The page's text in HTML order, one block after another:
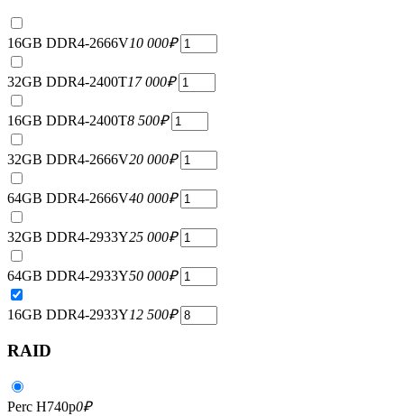
16GB DDR4-2666V10 000₽
32GB DDR4-2400T17 000₽
16GB DDR4-2400T8 500₽
32GB DDR4-2666V20 000₽
64GB DDR4-2666V40 000₽
32GB DDR4-2933Y25 000₽
64GB DDR4-2933Y50 000₽
16GB DDR4-2933Y12 500₽
RAID
Perc H740p0₽